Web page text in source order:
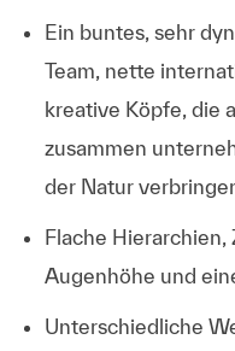
Ein buntes, sehr
Team, nette
kreative Köpfe, die
zusammen
der Natur
Flache
Augenhöhe und
Unterschiedliche